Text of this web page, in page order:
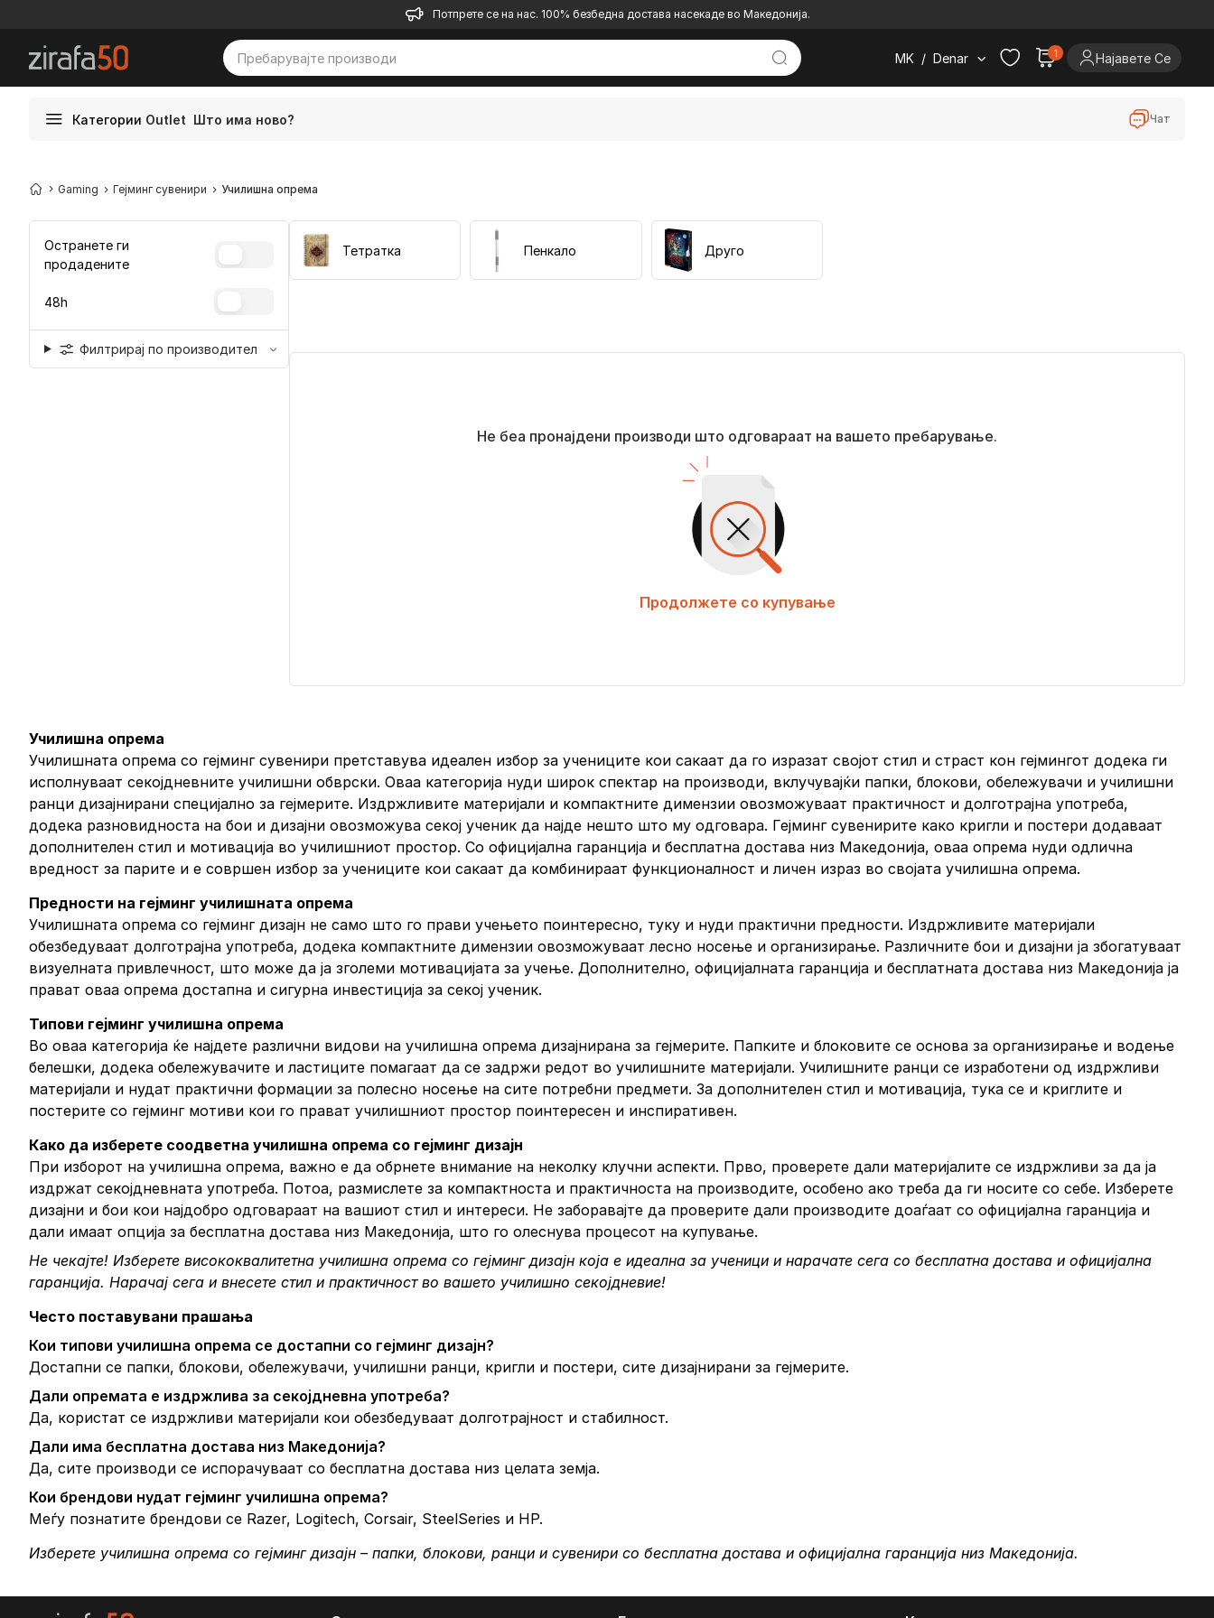
Потпрете се на нас. 100% безбедна достава насекаде во Македонија.
MK / Denar 1 Најавете Се
Категории Outlet Што има ново? Чат
Gaming Гејминг сувенири Училишна опрема
Остранете ги
продадените
48h
Филтрирај по производител
Тетратка Пенкало Друго
Не беа пронајдени производи што одговараат на вашето пребарување.
Продолжете со купување
Училишна опрема
Училишната опрема со гејминг сувенири претставува идеален избор за учениците кои сакаат да го изразат својот стил и страст кон гејмингот додека ги
исполнуваат секојдневните училишни обврски. Оваа категорија нуди широк спектар на производи, вклучувајќи папки, блокови, обележувачи и училишни
ранци дизајнирани специјално за гејмерите. Издржливите материјали и компактните димензии овозможуваат практичност и долготрајна употреба,
додека разновидноста на бои и дизајни овозможува секој ученик да најде нешто што му одговара. Гејминг сувенирите како кригли и постери додаваат
дополнителен стил и мотивација во училишниот простор. Со официјална гаранција и бесплатна достава низ Македонија, оваа опрема нуди одлична
вредност за парите и е совршен избор за учениците кои сакаат да комбинираат функционалност и личен израз во својата училишна опрема.
Предности на гејминг училишната опрема
Училишната опрема со гејминг дизајн не само што го прави учењето поинтересно, туку и нуди практични предности. Издржливите материјали
обезбедуваат долготрајна употреба, додека компактните димензии овозможуваат лесно носење и организирање. Различните бои и дизајни ја збогатуваат
визуелната привлечност, што може да ја зголеми мотивацијата за учење. Дополнително, официјалната гаранција и бесплатната достава низ Македонија ја
прават оваа опрема достапна и сигурна инвестиција за секој ученик.
Типови гејминг училишна опрема
Во оваа категорија ќе најдете различни видови на училишна опрема дизајнирана за гејмерите. Папките и блоковите се основа за организирање и водење
белешки, додека обележувачите и ластиците помагаат да се задржи редот во училишните материјали. Училишните ранци се изработени од издржливи
материјали и нудат практични формации за полесно носење на сите потребни предмети. За дополнителен стил и мотивација, тука се и криглите и
постерите со гејминг мотиви кои го прават училишниот простор поинтересен и инспиративен.
Како да изберете соодветна училишна опрема со гејминг дизајн
При изборот на училишна опрема, важно е да обрнете внимание на неколку клучни аспекти. Прво, проверете дали материјалите се издржливи за да ја
издржат секојдневната употреба. Потоа, размислете за компактноста и практичноста на производите, особено ако треба да ги носите со себе. Изберете
дизајни и бои кои најдобро одговараат на вашиот стил и интереси. Не заборавајте да проверите дали производите доаѓаат со официјална гаранција и
дали имаат опција за бесплатна достава низ Македонија, што го олеснува процесот на купување.
Не чекајте! Изберете висококвалитетна училишна опрема со гејминг дизајн која е идеална за ученици и нарачате сега со бесплатна достава и официјална
гаранција. Нарачај сега и внесете стил и практичност во вашето училишно секојдневие!
Често поставувани прашања
Кои типови училишна опрема се достапни со гејминг дизајн?
Достапни се папки, блокови, обележувачи, училишни ранци, кригли и постери, сите дизајнирани за гејмерите.
Дали опремата е издржлива за секојдневна употреба?
Да, користат се издржливи материјали кои обезбедуваат долготрајност и стабилност.
Дали има бесплатна достава низ Македонија?
Да, сите производи се испорачуваат со бесплатна достава низ целата земја.
Кои брендови нудат гејминг училишна опрема?
Меѓу познатите брендови се Razer, Logitech, Corsair, SteelSeries и HP.
Изберете училишна опрема со гејминг дизајн – папки, блокови, ранци и сувенири со бесплатна достава и официјална гаранција низ Македонија.